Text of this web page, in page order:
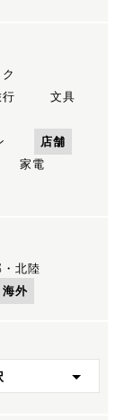
行
文具
店舗
家電
北陸
海外